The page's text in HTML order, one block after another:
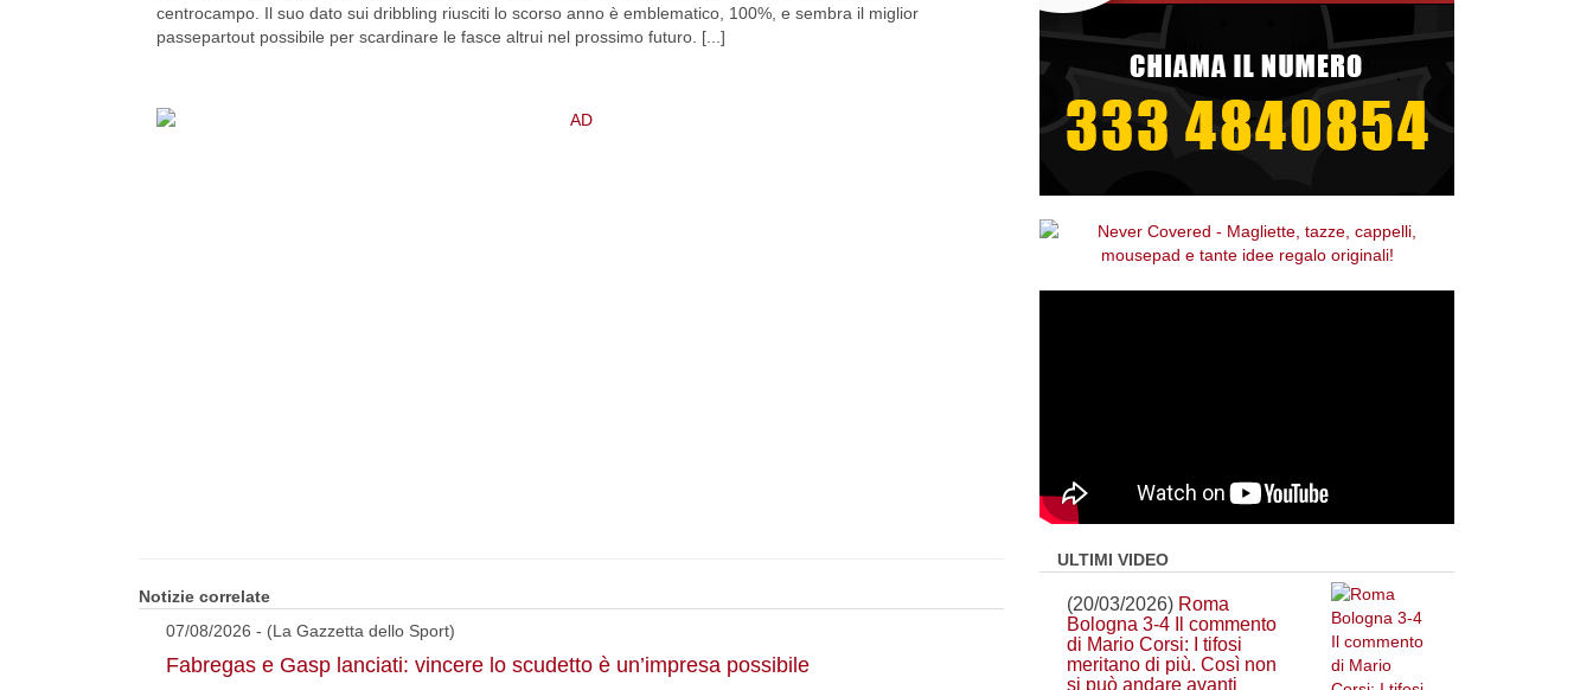
centrocampo. Il suo dato sui dribbling riusciti lo scorso anno è emblematico, 100%, e sembra il miglior
passepartout possibile per scardinare le fasce altrui nel prossimo futuro. [...]
Notizie correlate
07/08/2026 - (La Gazzetta dello Sport)
Fabregas e Gasp lanciati: vincere lo scudetto è un’impresa possibile
ULTIMI VIDEO
(20/03/2026) Roma
Bologna 3-4 Il commento
di Mario Corsi: I tifosi
meritano di più. Così non
si può andare avanti